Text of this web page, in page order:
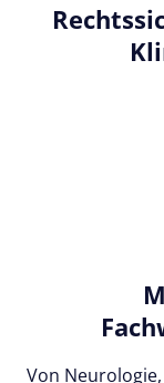
Von